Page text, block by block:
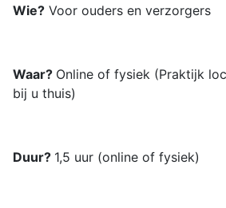
Wie? Voor ouders en verzorgers
Waar? Online of fysiek (Praktijk
bij u thuis)
Duur? 1,5 uur (online of fysiek)